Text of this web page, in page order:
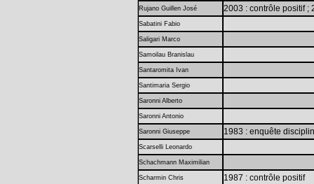
Rujano Guillen José 2003 : contrôle positif ;
Sabatini Fabio
Saligari Marco
Samoilau Branislau
Santaromita Ivan
Santimaria Sergio
Saronni Alberto
Saronni Antonio
Saronni Giuseppe 1983 : enquête
Scarselli Leonardo
Schachmann Maximilian
Scharmin Chris 1987 : contrôle positif